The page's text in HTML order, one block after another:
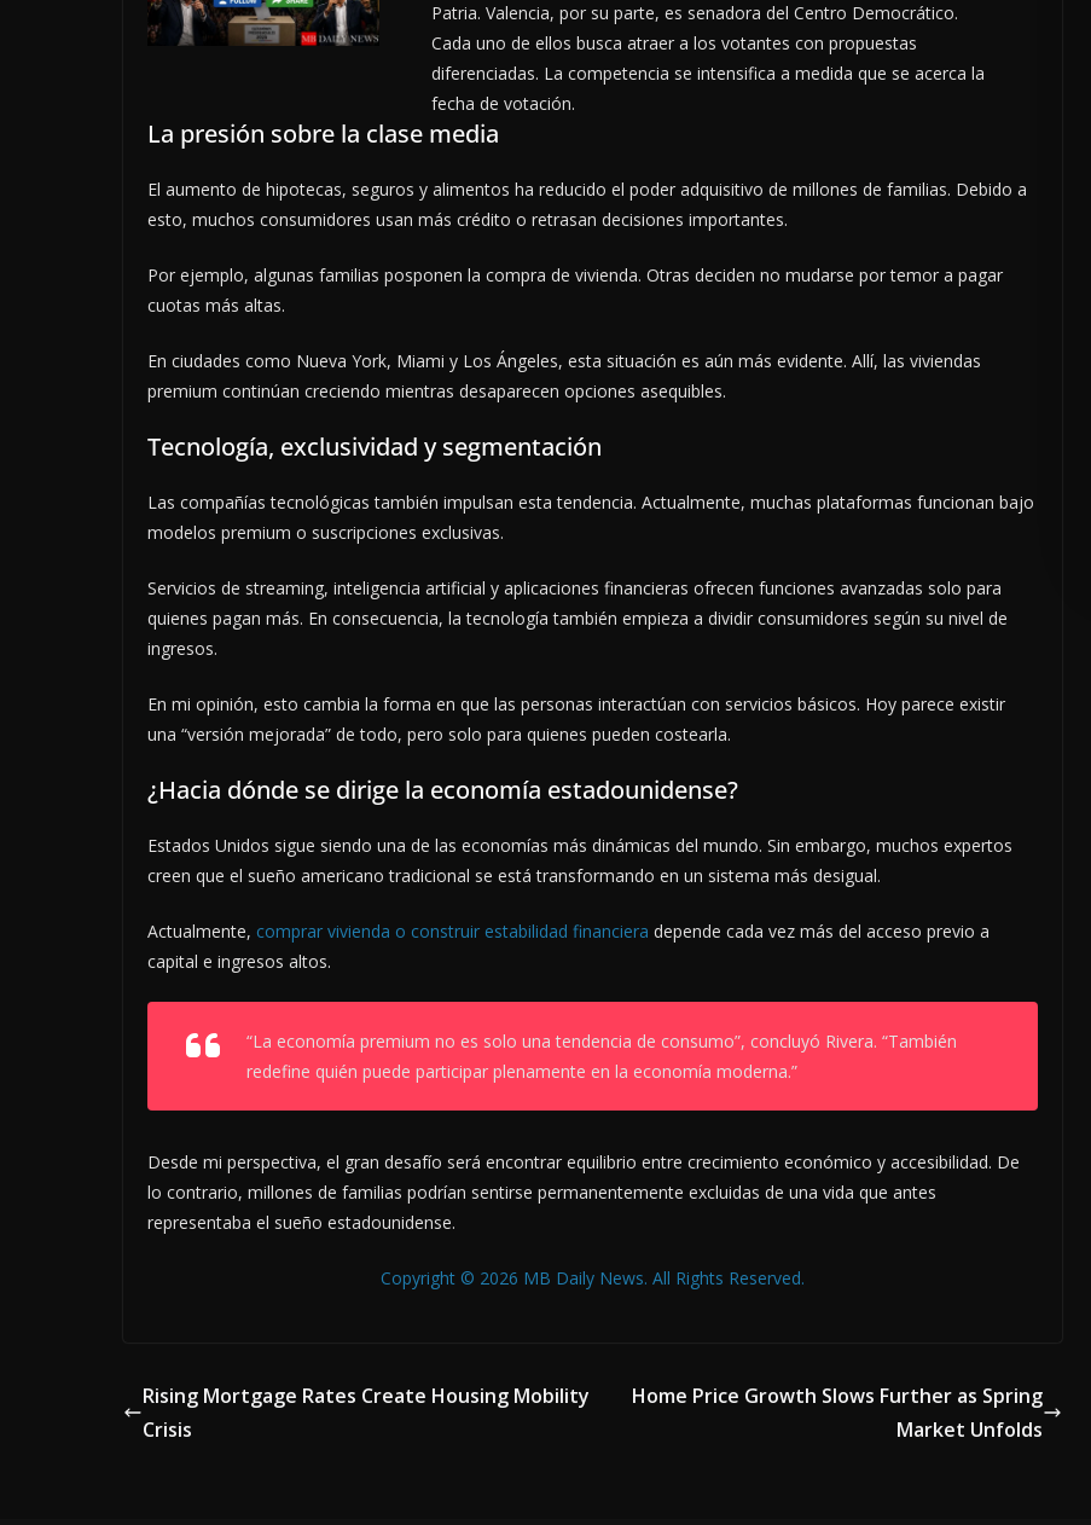
Patria. Valencia, por su parte, es senadora del Centro Democrático.
Cada uno de ellos busca atraer a los votantes con propuestas
diferenciadas. La competencia se intensifica a medida que se acerca la
fecha de votación.
La presión sobre la clase media
El aumento de hipotecas, seguros y alimentos ha reducido el poder adquisitivo de millones de familias. Debido a
esto, muchos consumidores usan más crédito o retrasan decisiones importantes.
Por ejemplo, algunas familias posponen la compra de vivienda. Otras deciden no mudarse por temor a pagar
cuotas más altas.
En ciudades como Nueva York, Miami y Los Ángeles, esta situación es aún más evidente. Allí, las viviendas
premium continúan creciendo mientras desaparecen opciones asequibles.
Tecnología, exclusividad y segmentación
Las compañías tecnológicas también impulsan esta tendencia. Actualmente, muchas plataformas funcionan bajo
modelos premium o suscripciones exclusivas.
Servicios de streaming, inteligencia artificial y aplicaciones financieras ofrecen funciones avanzadas solo para
quienes pagan más. En consecuencia, la tecnología también empieza a dividir consumidores según su nivel de
ingresos.
En mi opinión, esto cambia la forma en que las personas interactúan con servicios básicos. Hoy parece existir
una “versión mejorada” de todo, pero solo para quienes pueden costearla.
¿Hacia dónde se dirige la economía estadounidense?
Estados Unidos sigue siendo una de las economías más dinámicas del mundo. Sin embargo, muchos expertos
creen que el sueño americano tradicional se está transformando en un sistema más desigual.
Actualmente, comprar vivienda o construir estabilidad financiera depende cada vez más del acceso previo a
capital e ingresos altos.
“La economía premium no es solo una tendencia de consumo”, concluyó Rivera. “También
redefine quién puede participar plenamente en la economía moderna.”
Desde mi perspectiva, el gran desafío será encontrar equilibrio entre crecimiento económico y accesibilidad. De
lo contrario, millones de familias podrían sentirse permanentemente excluidas de una vida que antes
representaba el sueño estadounidense.
Copyright © 2026 MB Daily News. All Rights Reserved.
Rising Mortgage Rates Create Housing Mobility
Crisis
Home Price Growth Slows Further as Spring
Market Unfolds
PREMIUM SPONSORED SPACE • PROMOTE YOUR